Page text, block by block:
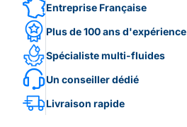
Entreprise Française
Plus de 100 ans d'expérience
Spécialiste multi-fluides
Un conseiller dédié
Livraison rapide